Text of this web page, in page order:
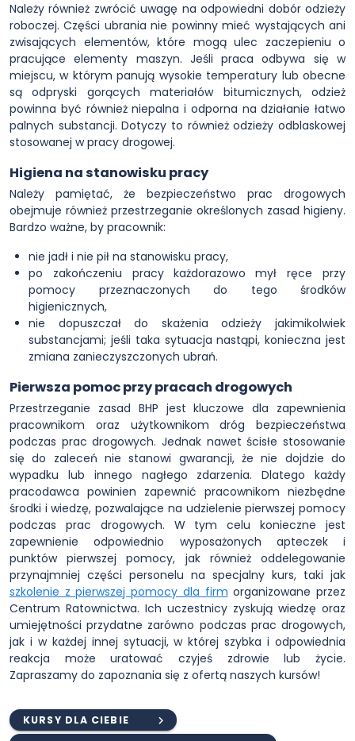
Należy również zwrócić uwagę na odpowiedni dobór odzieży
roboczej. Części ubrania nie powinny mieć wystających ani
zwisających elementów, które mogą ulec zaczepieniu o
pracujące elementy maszyn. Jeśli praca odbywa się w
miejscu, w którym panują wysokie temperatury lub obecne
są odpryski gorących materiałów bitumicznych, odzież
powinna być również niepalna i odporna na działanie łatwo
palnych substancji. Dotyczy to również odzieży odblaskowej
stosowanej w pracy drogowej.
Higiena na stanowisku pracy
Należy pamiętać, że bezpieczeństwo prac drogowych
obejmuje również przestrzeganie określonych zasad higieny.
Bardzo ważne, by pracownik:
nie jadł i nie pił na stanowisku pracy,
po zakończeniu pracy każdorazowo mył ręce przy
pomocy przeznaczonych do tego środków
higienicznych,
nie dopuszczał do skażenia odzieży jakimikolwiek
substancjami; jeśli taka sytuacja nastąpi, konieczna jest
zmiana zanieczyszczonych ubrań.
Pierwsza pomoc przy pracach drogowych
Przestrzeganie zasad BHP jest kluczowe dla zapewnienia
pracownikom oraz użytkownikom dróg bezpieczeństwa
podczas prac drogowych. Jednak nawet ścisłe stosowanie
się do zaleceń nie stanowi gwarancji, że nie dojdzie do
wypadku lub innego nagłego zdarzenia. Dlatego każdy
pracodawca powinien zapewnić pracownikom niezbędne
środki i wiedzę, pozwalające na udzielenie pierwszej pomocy
podczas prac drogowych. W tym celu konieczne jest
zapewnienie odpowiednio wyposażonych apteczek i
punktów pierwszej pomocy, jak również oddelegowanie
przynajmniej części personelu na specjalny kurs, taki jak
szkolenie z pierwszej pomocy dla firm organizowane przez
Centrum Ratownictwa. Ich uczestnicy zyskują wiedzę oraz
umiejętności przydatne zarówno podczas prac drogowych,
jak i w każdej innej sytuacji, w której szybka i odpowiednia
reakcja może uratować czyjeś zdrowie lub życie.
Zapraszamy do zapoznania się z ofertą naszych kursów!
KURSY DLA CIEBIE